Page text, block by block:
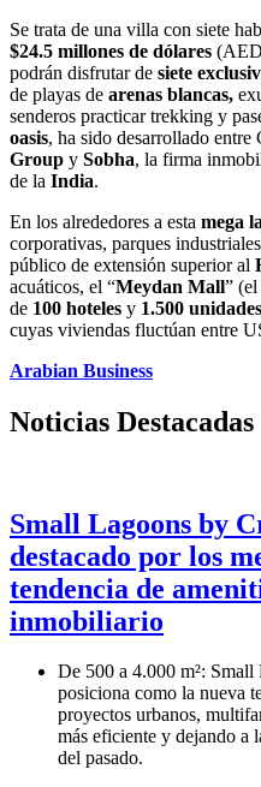
Se trata de una villa con siete
$24.5 millones de dólares
podrán disfrutar de siete
de playas de arenas blancas,
senderos practicar trekking y
oasis, ha sido desarrollado entre
Group y Sobha, la firma
de la India.
En los alrededores a esta mega
corporativas, parques
público de extensión superior al
acuáticos, el “Meydan Mall”
de 100 hoteles y 1.500 unidades
cuyas viviendas fluctúan entre
Arabian Business
Noticias Destacadas
Small Lagoons by
destacado por los
tendencia de
inmobiliario
De 500 a 4.000 m²:
posiciona como la nueva
proyectos urbanos,
más eficiente y dejando a
del pasado.